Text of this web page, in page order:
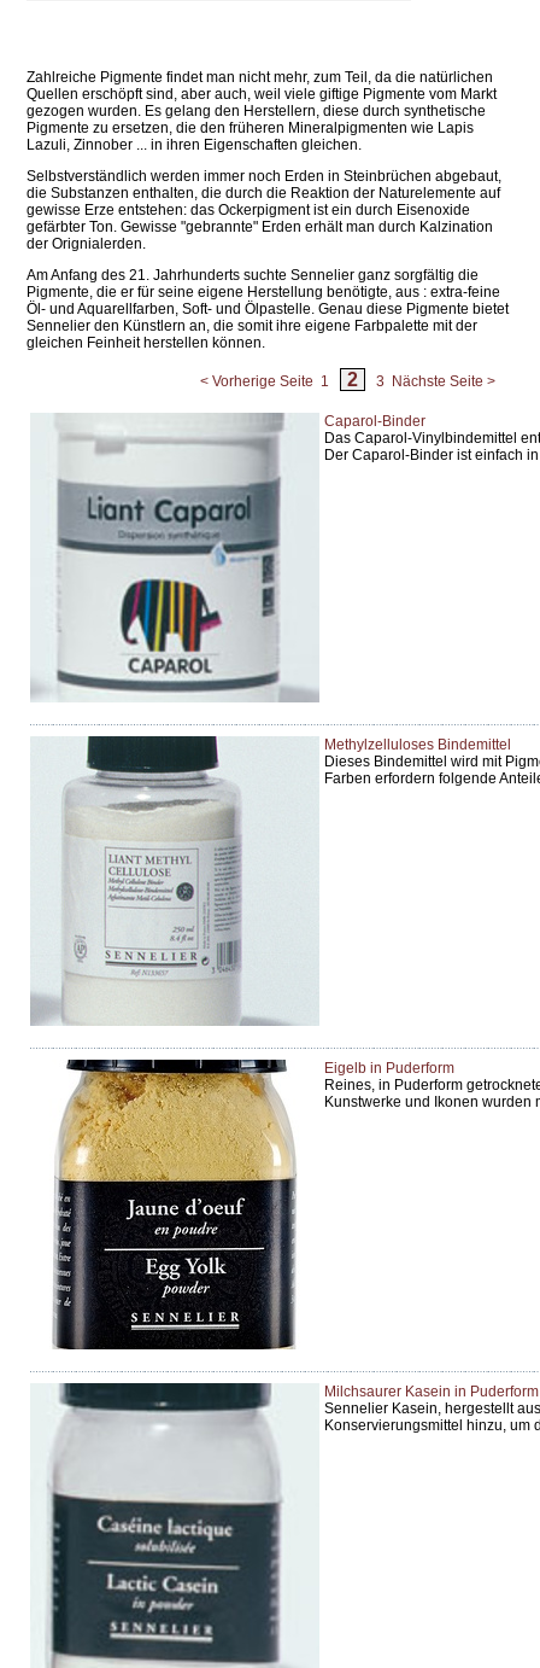
Zahlreiche Pigmente findet man nicht mehr, zum Teil, da die natürlichen
Quellen erschöpft sind, aber auch, weil viele giftige Pigmente vom Markt
gezogen wurden. Es gelang den Herstellern, diese durch synthetische
Pigmente zu ersetzen, die den früheren Mineralpigmenten wie Lapis
Lazuli, Zinnober ... in ihren Eigenschaften gleichen.
Selbstverständlich werden immer noch Erden in Steinbrüchen abgebaut,
die Substanzen enthalten, die durch die Reaktion der Naturelemente auf
gewisse Erze entstehen: das Ockerpigment ist ein durch Eisenoxide
gefärbter Ton. Gewisse "gebrannte" Erden erhält man durch Kalzination
der Orignialerden.
Am Anfang des 21. Jahrhunderts suchte Sennelier ganz sorgfältig die
Pigmente, die er für seine eigene Herstellung benötigte, aus : extra-feine
Öl- und Aquarellfarben, Soft- und Ölpastelle. Genau diese Pigmente bietet
Sennelier den Künstlern an, die somit ihre eigene Farbpalette mit der
gleichen Feinheit herstellen können.
< Vorherige Seite 1 2 3 Nächste Seite >
Caparol-Binder
Das Caparol-Vinylbindemittel
Der Caparol-Binder ist einfach
Methylzelluloses Bindemittel
Dieses Bindemittel wird mit
Farben erfordern folgende
Eigelb in Puderform
Reines, in Puderform
Kunstwerke und Ikonen wurden
Milchsaurer Kasein in Puderform
Sennelier Kasein, hergestellt
Konservierungsmittel hinzu, um